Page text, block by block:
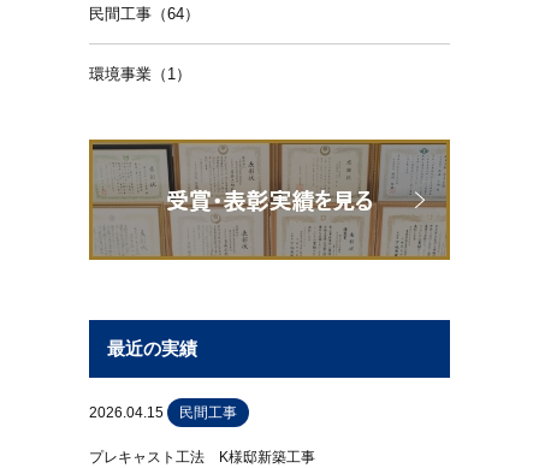
民間工事（64）
環境事業（1）
最近の実績
2026.04.15 民間工事
プレキャスト工法 K様邸新築工事